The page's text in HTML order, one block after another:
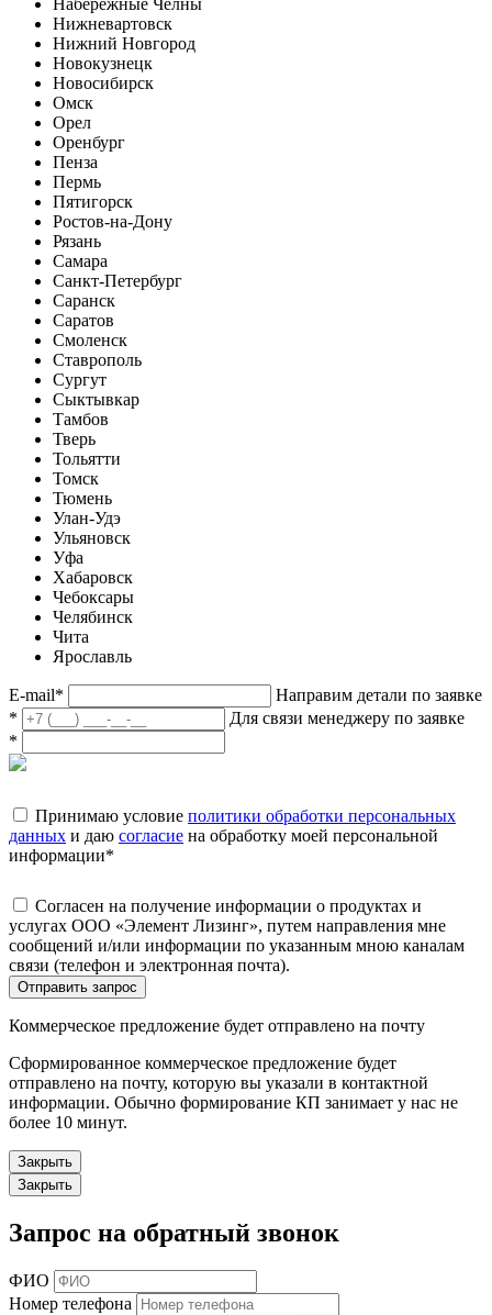
Нижневартовск
Нижний Новгород
Новокузнецк
Новосибирск
Омск
Орел
Оренбург
Пенза
Пермь
Пятигорск
Ростов-на-Дону
Рязань
Самара
Санкт-Петербург
Саранск
Саратов
Смоленск
Ставрополь
Сургут
Сыктывкар
Тамбов
Тверь
Тольятти
Томск
Тюмень
Улан-Удэ
Ульяновск
Уфа
Хабаровск
Чебоксары
Челябинск
Чита
Ярославль
E-mail*
Направим детали по заявке
*
Для связи менеджеру по заявке
*
Принимаю условие политики обработки персональных
данных и даю согласие на обработку моей персональной
информации*
Согласен на получение информации о продуктах и
услугах ООО «Элемент Лизинг», путем направления мне
сообщений и/или информации по указанным мною каналам
связи (телефон и электронная почта).
Отправить запрос
Коммерческое предложение будет отправлено на почту
Сформированное коммерческое предложение будет
отправлено на почту, которую вы указали в контактной
информации. Обычно формирование КП занимает у нас не
более 10 минут.
Закрыть
Закрыть
Запрос на обратный звонок
ФИО
Номер телефона